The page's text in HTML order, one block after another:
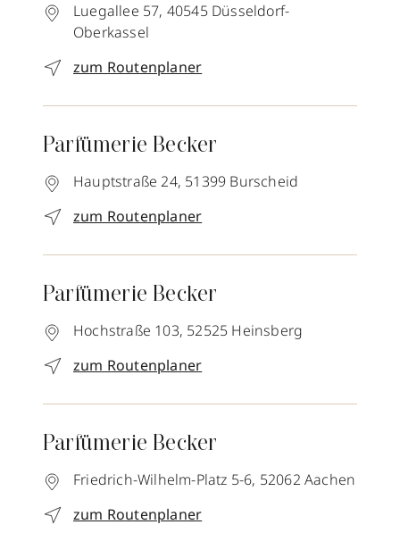
Luegallee 57, 40545 Düsseldorf-
Oberkassel
zum Routenplaner
Parfümerie Becker
Hauptstraße 24, 51399 Burscheid
zum Routenplaner
Parfümerie Becker
Hochstraße 103, 52525 Heinsberg
zum Routenplaner
Parfümerie Becker
Friedrich-Wilhelm-Platz 5-6, 52062 Aachen
zum Routenplaner